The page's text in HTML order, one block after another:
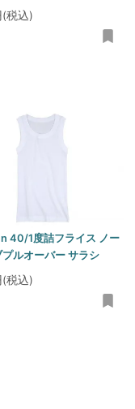
税込)
40/1度詰フライス ノー
プルオーバー サラシ
税込)